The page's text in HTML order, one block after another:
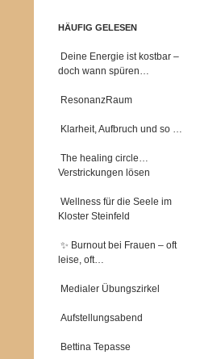
HÄUFIG GELESEN
Deine Energie ist kostbar –
doch wann spüren…
ResonanzRaum
Klarheit, Aufbruch und so …
The healing circle…
Verstrickungen lösen
Wellness für die Seele im
Kloster Steinfeld
✨ Burnout bei Frauen – oft
leise, oft…
Medialer Übungszirkel
Aufstellungsabend
Bettina Tepasse